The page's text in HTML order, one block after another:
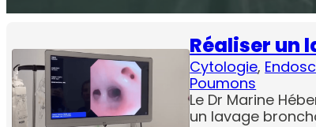
Réaliser un
Cytologie,
Poumons
Le Dr Marine
un lavage